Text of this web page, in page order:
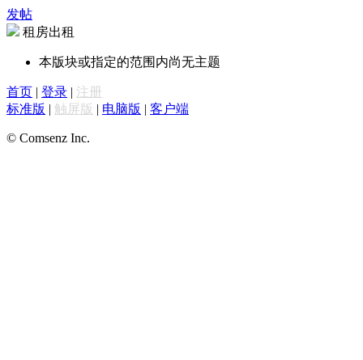
发帖
租房出租
本版块或指定的范围内尚无主题
首页 | 登录 | 注册
标准版 | 触屏版 | 电脑版 | 客户端
© Comsenz Inc.